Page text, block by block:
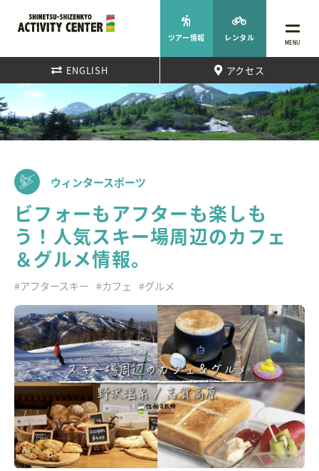
MENU
ツアー情報 レンタル
ENGLISH アクセス
ビフォーもアフターも楽しも
う！人気スキー場周辺のカフェ
＆グルメ情報。
ウィンタースポーツ
#アフタースキー #カフェ #グルメ